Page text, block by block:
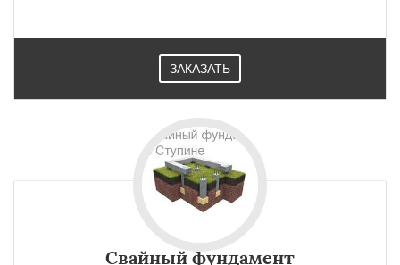
ЗАКАЗАТЬ
Свайный фундамент